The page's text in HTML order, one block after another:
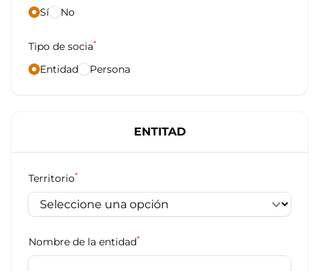
Sí No
Tipo de socia*
Entidad Persona
ENTITAD
Territorio*
Nombre de la entidad*